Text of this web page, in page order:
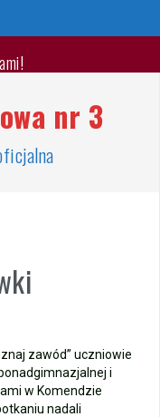
2026/2027
gabinetów
nr 3
zawód” uczniowie
i
w Komendzie
nadali